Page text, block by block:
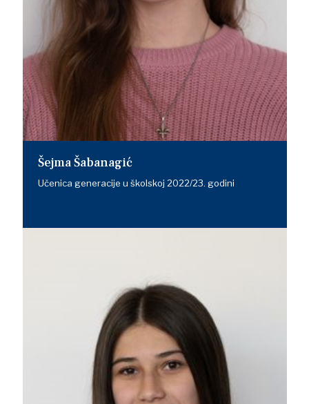
Šejma Šabanagić
Učenica generacije u školskoj 2022/23. godini